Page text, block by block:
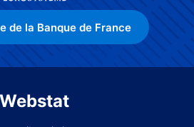
de la Banque de France
Webstat